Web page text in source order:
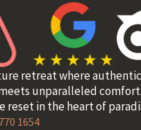
retreat where authentic
unparalleled
reset in the heart of
1654